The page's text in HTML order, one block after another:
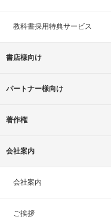
教科書採用特典サービス
書店様向け
パートナー様向け
著作権
会社案内
会社案内
ご挨拶